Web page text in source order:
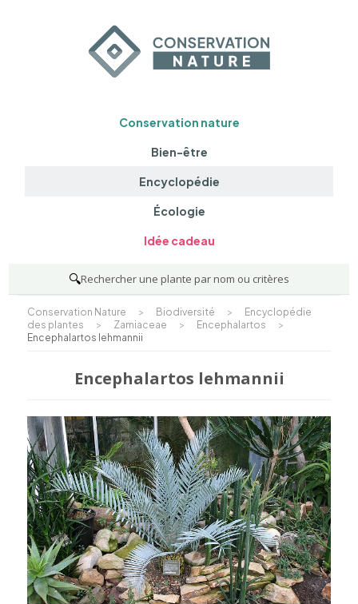
Conservation nature
Bien-être
Encyclopédie
Écologie
Idée cadeau
🔍Rechercher une plante par nom ou critères
Conservation Nature > Biodiversité >
Encyclopédie
des plantes
> Zamiaceae > Encephalartos
>
Encephalartos lehmannii
Encephalartos lehmannii